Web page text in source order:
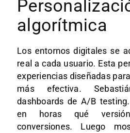
algorítmica
Los entornos digitales se
real a cada usuario. Esta
experiencias diseñadas
más efectiva.
dashboards de A/B
en horas qué
conversiones. Luego